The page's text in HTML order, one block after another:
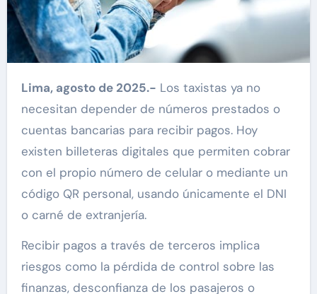
Lima, agosto de 2025.- Los taxistas ya no
necesitan depender de números prestados o
cuentas bancarias para recibir pagos. Hoy
existen billeteras digitales que permiten cobrar
con el propio número de celular o mediante un
código QR personal, usando únicamente el DNI
o carné de extranjería.
Recibir pagos a través de terceros implica
riesgos como la pérdida de control sobre las
finanzas, desconfianza de los pasajeros o